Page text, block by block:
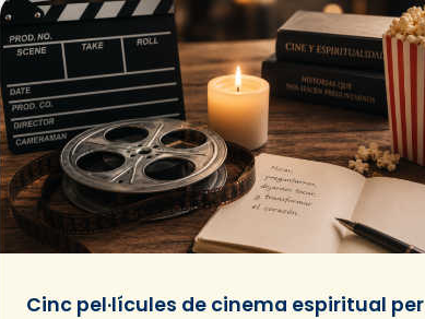
Cinc pel·lícules de cinema espiritual per